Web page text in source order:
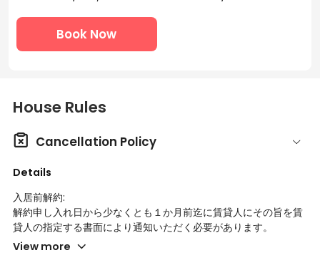
Book Now
House Rules
 Cancellation Policy
Details
入居前解約:
解約申し入れ日から少なくとも１か月前迄に賃貸人にその旨を賃
貸人の指定する書面により通知いただく必要があります。
1ヶ月未満の場合、解約日迄の利用料金と、解約日の翌日から解約
View more